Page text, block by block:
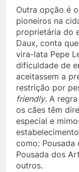
Outra opção é
pioneiros na
proprietária do
Daux, conta
vira-lata Pepe
dificuldade de
aceitassem a
restrição por
friendly. A
os cães têm
especial e
como: Pousada
Pousada dos
outros.